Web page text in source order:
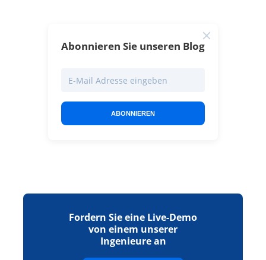
Abonnieren Sie unseren Blog
ABONNIEREN
Fordern Sie eine Live-Demo
von einem unserer
Ingenieure an